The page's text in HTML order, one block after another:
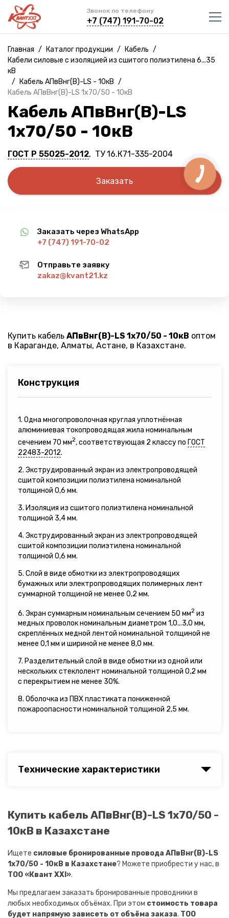
Звонок по телефону
+7 (747) 191-70-02
Главная / Каталог продукции / Кабель /
Кабели силовые с изоляцией из сшитого полиэтилена 6...35
кВ
/
Кабель АПвВнг(B)-LS - 10кВ /
Кабель АПвВнг(B)-LS 1х70/50 - 10кВ
Кабель АПвВнг(B)-LS
1х70/50 - 10кВ
ГОСТ Р 55025-2012, ТУ 16.К71-335-2004
Заказать
Заказать через WhatsApp
+7 (747) 191-70-02
Отправьте заявку
zakaz@kvant21.kz
Купить кабель АПвВнг(B)-LS 1х70/50 - 10кВ оптом
в Караганде, Алматы, Астане, в Казахстане.
Конструкция
1. Одна многопроволочная круглая уплотнённая
алюминиевая токопроводящая жила номинальным
сечением 70 мм2, соответствующая 2 классу по ГОСТ
22483-2012.
2. Экструдированный экран из электропроводящей
сшитой композиции полиэтилена номинальной
толщиной 0,6 мм.
3. Изоляция из сшитого полиэтилена номинальной
толщиной 3,4 мм.
4. Экструдированный экран из электропроводящей
сшитой композиции полиэтилена номинальной
толщиной 0,6 мм.
5. Слой в виде обмотки из электропроводящих
бумажных или электропроводящих полимерных лент
суммарной толщиной не менее 0,2 мм.
6. Экран суммарным номинальным сечением 50 мм2 из
медных проволок номинальным диаметром 1,0...3,0 мм,
скреплённых медной лентой номинальной толщиной не
менее 0,1 мм и шириной не менее 8,0 мм.
7. Разделительный слой в виде обмотки из одной или
нескольких стеклолент номинальной толщиной 0,2 мм
с перекрытием не менее 30%.
8. Оболочка из ПВХ пластиката пониженной
пожароопасности номинальной толщиной 2,5 мм.
Технические характеристики
Купить кабель АПвВнг(B)-LS 1х70/50 -
10кВ в Казахстане
Ищете силовые бронированные провода АПвВнг(B)-LS
1х70/50 - 10кВ в Казахстане? Можете приобрести у нас, в
ТОО «Квант XXI».
Мы предлагаем заказать бронированные проводники в
любых необходимых объёмах. При этом стоимость товара
будет напрямую зависеть от объёма заказа. ТОО